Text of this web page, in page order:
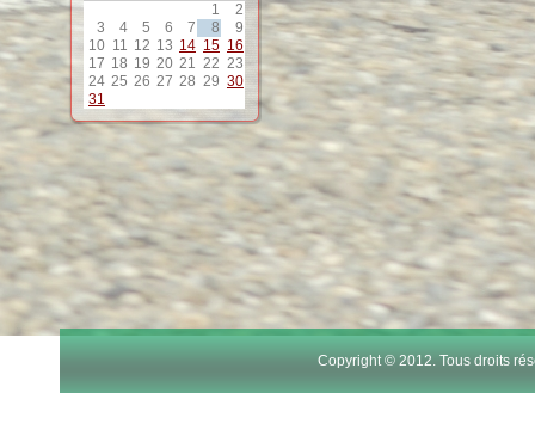
1
2
3
4 5 6 7 8
9
10 11 12 13 14 15 16
17 18 19 20 21 22 23
24 25 26 27 28 29 30
31
12
13
15
17
Copyright © 2012. Tous droits